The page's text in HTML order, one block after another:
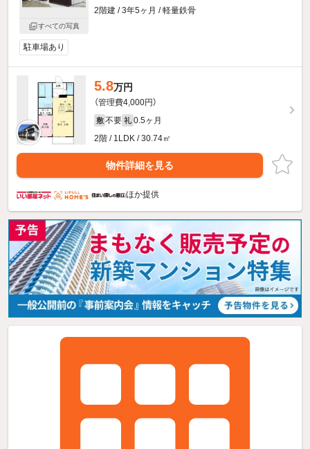
すべての写真
2階建 / 3年5ヶ月 / 軽量鉄骨
駐車場あり
5.8万円
（管理費4,000円）
敷 不要 礼 0.5ヶ月
2階 / 1LDK / 30.74㎡
物件詳細を見る
ほか提供